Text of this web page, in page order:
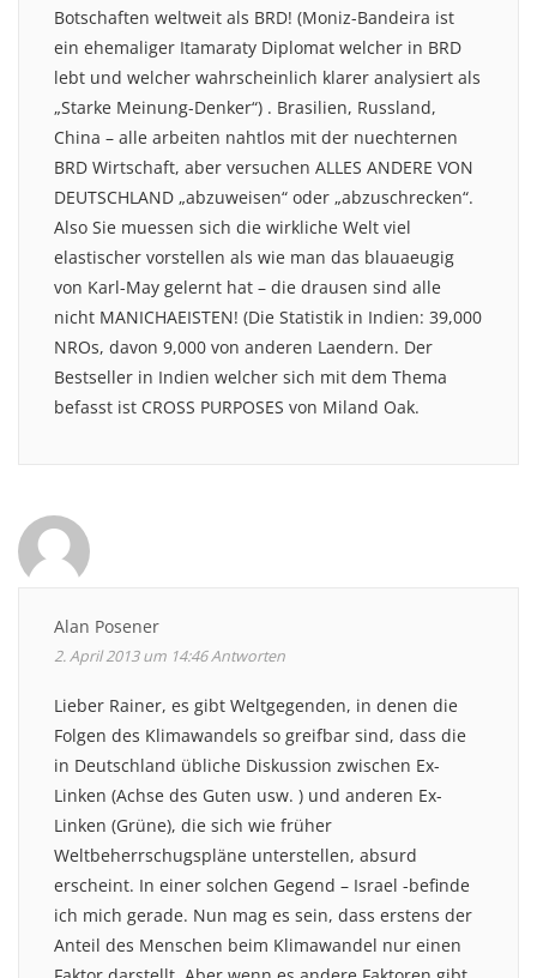
Botschaften weltweit als BRD! (Moniz-Bandeira ist
ein ehemaliger Itamaraty Diplomat welcher in BRD
lebt und welcher wahrscheinlich klarer analysiert als
„Starke Meinung-Denker“) . Brasilien, Russland,
China – alle arbeiten nahtlos mit der nuechternen
BRD Wirtschaft, aber versuchen ALLES ANDERE VON
DEUTSCHLAND „abzuweisen“ oder „abzuschrecken“.
Also Sie muessen sich die wirkliche Welt viel
elastischer vorstellen als wie man das blauaeugig
von Karl-May gelernt hat – die drausen sind alle
nicht MANICHAEISTEN! (Die Statistik in Indien: 39,000
NROs, davon 9,000 von anderen Laendern. Der
Bestseller in Indien welcher sich mit dem Thema
befasst ist CROSS PURPOSES von Miland Oak.
Alan Posener
2. April 2013 um 14:46Antworten
Lieber Rainer, es gibt Weltgegenden, in denen die
Folgen des Klimawandels so greifbar sind, dass die
in Deutschland übliche Diskussion zwischen Ex-
Linken (Achse des Guten usw. ) und anderen Ex-
Linken (Grüne), die sich wie früher
Weltbeherrschugspläne unterstellen, absurd
erscheint. In einer solchen Gegend – Israel -befinde
ich mich gerade. Nun mag es sein, dass erstens der
Anteil des Menschen beim Klimawandel nur einen